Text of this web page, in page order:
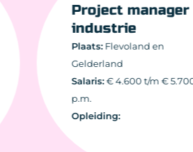
Project manager
industrie
Plaats:Flevoland en
Gelderland
Salaris:€ 4.600 t/m € 5.700
p.m.
Opleiding: